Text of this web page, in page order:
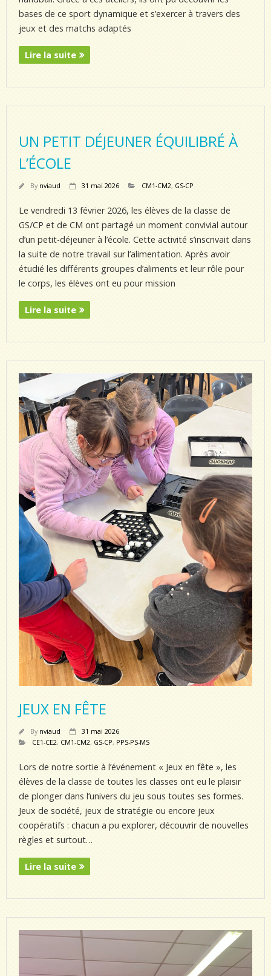
bases de ce sport dynamique et s’exercer à travers des
jeux et des matchs adaptés
Lire la suite
UN PETIT DÉJEUNER ÉQUILIBRÉ À
L’ÉCOLE
By nviaud 31 mai 2026 CM1-CM2, GS-CP
Le vendredi 13 février 2026, les élèves de la classe de
GS/CP et de CM ont partagé un moment convivial autour
d’un petit-déjeuner à l’école. Cette activité s’inscrivait dans
la suite de notre travail sur l’alimentation. Après avoir
étudié les différents groupes d’aliments et leur rôle pour
le corps, les élèves ont eu pour mission
Lire la suite
JEUX EN FÊTE
By nviaud
31 mai 2026
CE1-CE2, CM1-CM2, GS-CP, PPS-PS-MS
Lors de notre sortie à l’événement « Jeux en fête », les
élèves de la classe de toutes les classes ont eu le plaisir
de plonger dans l’univers du jeu sous toutes ses formes.
Jeux de société, jeux de stratégie ou encore jeux
coopératifs : chacun a pu explorer, découvrir de nouvelles
règles et surtout…
Lire la suite